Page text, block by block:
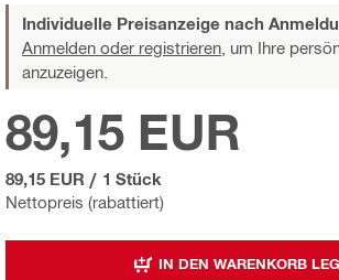
Individuelle Preisanzeige nach
Anmelden oder registrieren, um Ihre
anzuzeigen.
Nettopreis (rabattiert)
89,15 EUR
89,15 EUR / 1 Stück
IN DEN WARENKORB